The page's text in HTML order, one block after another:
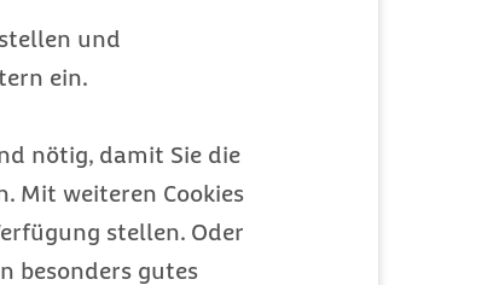
und
ein.
nötig, damit Sie die
Mit weiteren Cookies
stellen. Oder
besonders gutes
Ihre